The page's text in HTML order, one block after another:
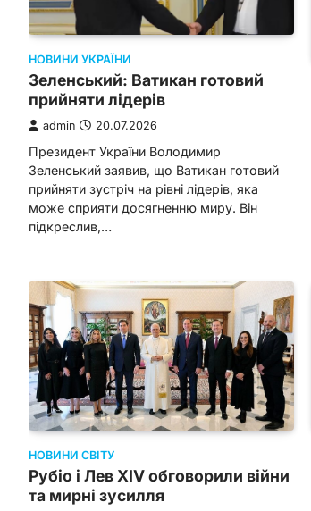
НОВИНИ УКРАЇНИ
Зеленський: Ватикан готовий
прийняти лідерів
admin 20.07.2026
Президент України Володимир
Зеленський заявив, що Ватикан готовий
прийняти зустріч на рівні лідерів, яка
може сприяти досягненню миру. Він
підкреслив,…
НОВИНИ СВІТУ
Рубіо і Лев XIV обговорили війни
та мирні зусилля